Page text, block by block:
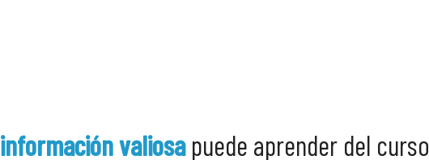
información valiosapuede aprender del curso